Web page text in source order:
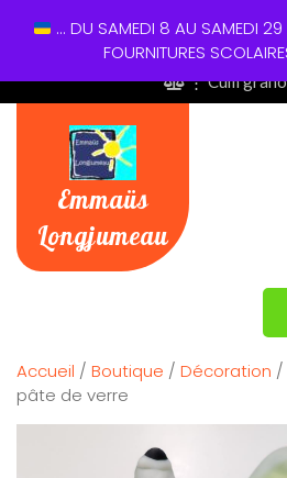
01 60
⋮ Cum
Emmaüs
Longjumeau
Accueil / Boutique / Décoration /
pâte de verre
... DU SAMEDI 8 AU SAMEDI 29
FOURNITURES